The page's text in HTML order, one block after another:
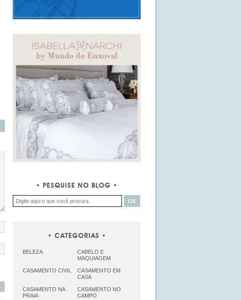
PESQUISE NO BLOG
CATEGORIAS
BELEZA
CABELO E
MAQUIAGEM
CASAMENTO CIVIL
CASAMENTO EM
CASA
CASAMENTO NA
PRAIA
CASAMENTO NO
CAMPO